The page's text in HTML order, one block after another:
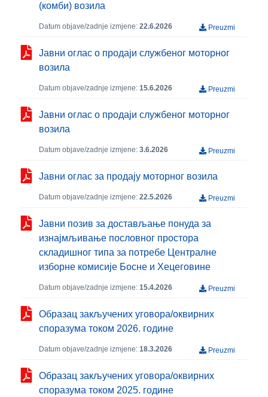
(комби) возила
Datum objave/zadnje izmjene: 22.6.2026 Preuzmi
Јавни оглас о продаји службеног моторног
возила
Datum objave/zadnje izmjene: 15.6.2026 Preuzmi
Јавни оглас о продаји службеног моторног
возила
Datum objave/zadnje izmjene: 3.6.2026 Preuzmi
Јавни оглас за продају моторног возила
Datum objave/zadnje izmjene: 22.5.2026 Preuzmi
Јавни позив за достављање понуда за
изнајмљивање пословног простора
складишног типа за потребе Централне
изборне комисије Босне и Хецеговине
Datum objave/zadnje izmjene: 15.4.2026 Preuzmi
Образац закључених уговора/оквирних
споразума током 2026. године
Datum objave/zadnje izmjene: 18.3.2026 Preuzmi
Образац закључених уговора/оквирних
споразума током 2025. године